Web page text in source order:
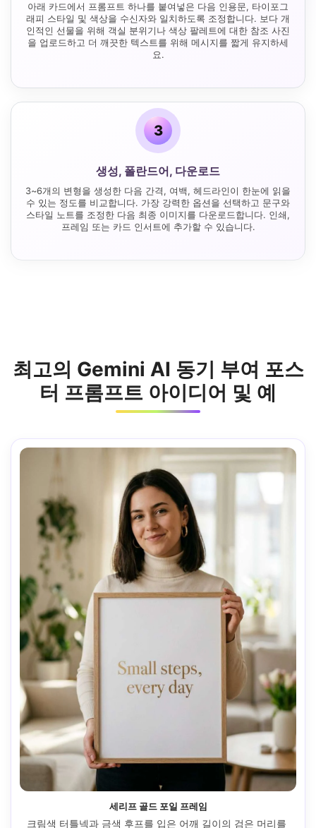
아래 카드에서 프롬프트 하나를 붙여넣은 다음 인용문, 타이포그
래피 스타일 및 색상을 수신자와 일치하도록 조정합니다. 보다 개
인적인 선물을 위해 객실 분위기나 색상 팔레트에 대한 참조 사진
을 업로드하고 더 깨끗한 텍스트를 위해 메시지를 짧게 유지하세
요.
3
생성, 폴란드어, 다운로드
3~6개의 변형을 생성한 다음 간격, 여백, 헤드라인이 한눈에 읽을
수 있는 정도를 비교합니다. 가장 강력한 옵션을 선택하고 문구와
스타일 노트를 조정한 다음 최종 이미지를 다운로드합니다. 인쇄,
프레임 또는 카드 인서트에 추가할 수 있습니다.
최고의 Gemini AI 동기 부여 포스
터 프롬프트 아이디어 및 예
세리프 골드 포일 프레임
크림색 터틀넥과 금색 후프를 입은 어깨 길이의 검은 머리를